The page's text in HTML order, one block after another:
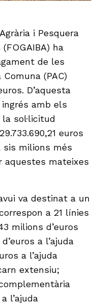
i Pesquera
ha
de les
(PAC)
D’aquesta
amb els
sol·licitud
euros
sis milions més
aquestes mateixes
va destinat a un
a 21 línies
milions d’euros
a l’ajuda
a l’ajuda
extensiu;
l’ajuda